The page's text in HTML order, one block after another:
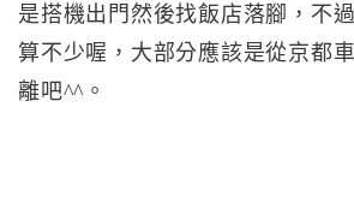
是搭機出門然後找飯店落腳，不
算不少喔，大部分應該是從京都
離吧^^。